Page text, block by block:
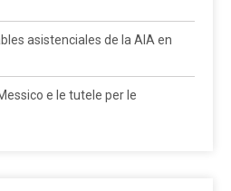
asistenciales de la AIA en
e le tutele per le